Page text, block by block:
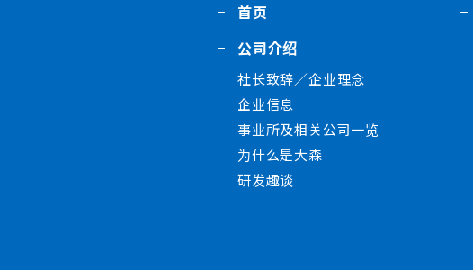
首页
公司介绍
社长致辞／企业理念
企业信息
事业所及相关公司一览
为什么是大森
研发趣谈